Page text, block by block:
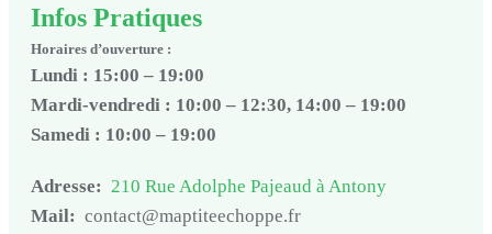
Infos Pratiques
Horaires d’ouverture :
Lundi : 15:00 – 19:00
Mardi-vendredi : 10:00 – 12:30, 14:00 – 19:00
Samedi : 10:00 – 19:00
Adresse: 210 Rue Adolphe Pajeaud à Antony
Mail: contact@maptiteechoppe.fr